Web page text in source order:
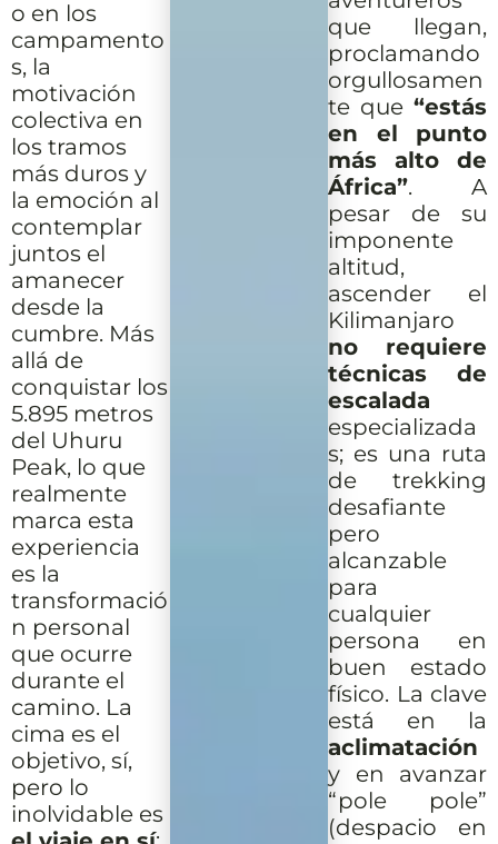
o en los
campamento
s, la
motivación
colectiva en
los tramos
más duros y
la emoción al
contemplar
juntos el
amanecer
desde la
cumbre. Más
allá de
conquistar los
5.895 metros
del Uhuru
Peak, lo que
realmente
marca esta
experiencia
es la
transformació
n personal
que ocurre
durante el
camino. La
cima es el
objetivo, sí,
pero lo
inolvidable es
que llegan,
proclamando
orgullosamen
te que“estás
en el punto
más alto de
África”. A
pesar de su
imponente
altitud,
ascender el
Kilimanjaro
no requiere
técnicas de
escalada
especializada
s; es una ruta
de trekking
desafiante
pero
alcanzable
para
cualquier
persona en
buen estado
físico. La clave
está en la
aclimatación
y en avanzar
“pole pole”
(despacio en